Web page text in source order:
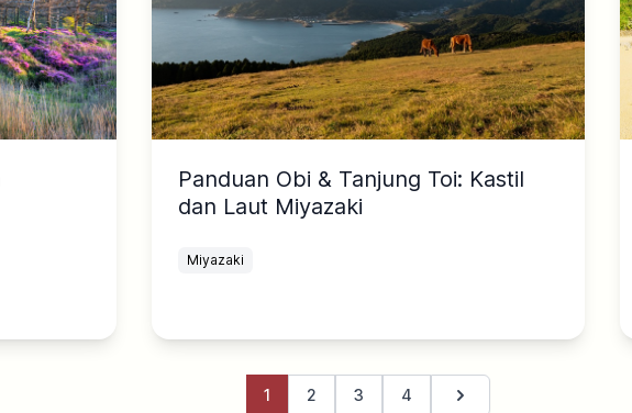
Panduan Obi & Tanjung Toi: Kastil
dan Laut Miyazaki
Miyazaki
1 2 3 4 Halaman berikutnya